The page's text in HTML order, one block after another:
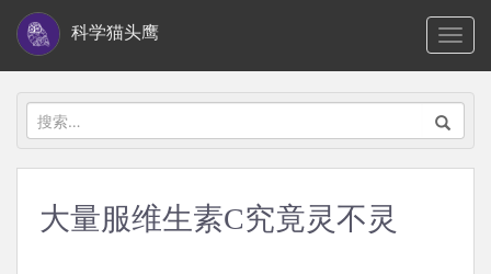
i
科学猫头鹰
搜
索：
大量服维生素C究竟灵不灵